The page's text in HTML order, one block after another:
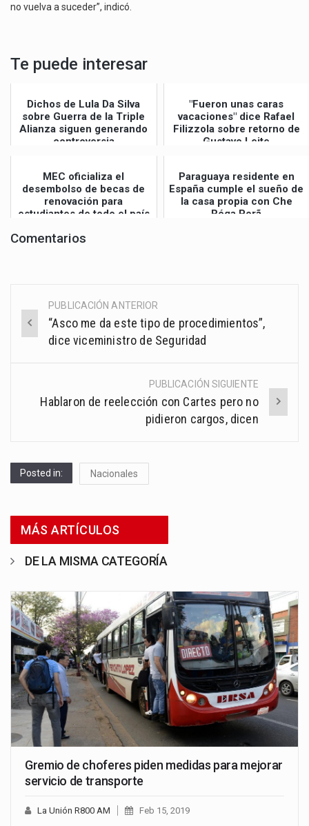
no vuelva a suceder”, indicó.
Te puede interesar
Dichos de Lula Da Silva
sobre Guerra de la Triple
Alianza siguen generando
controversia
"Fueron unas caras
vacaciones" dice Rafael
Filizzola sobre retorno de
Gustavo Leite
MEC oficializa el
desembolso de becas de
renovación para
estudiantes de todo el país
Paraguaya residente en
España cumple el sueño de
la casa propia con Che
Róga Porã
Comentarios
Post
navigation
PUBLICACIÓN ANTERIOR
“Asco me da este tipo de procedimientos”,
dice viceministro de Seguridad
PUBLICACIÓN SIGUIENTE
Hablaron de reelección con Cartes pero no
pidieron cargos, dicen
Posted in: Nacionales
MÁS ARTÍCULOS
DE LA MISMA CATEGORÍA
Gremio de choferes piden medidas para mejorar
servicio de transporte
La Unión R800 AM Feb 15, 2019